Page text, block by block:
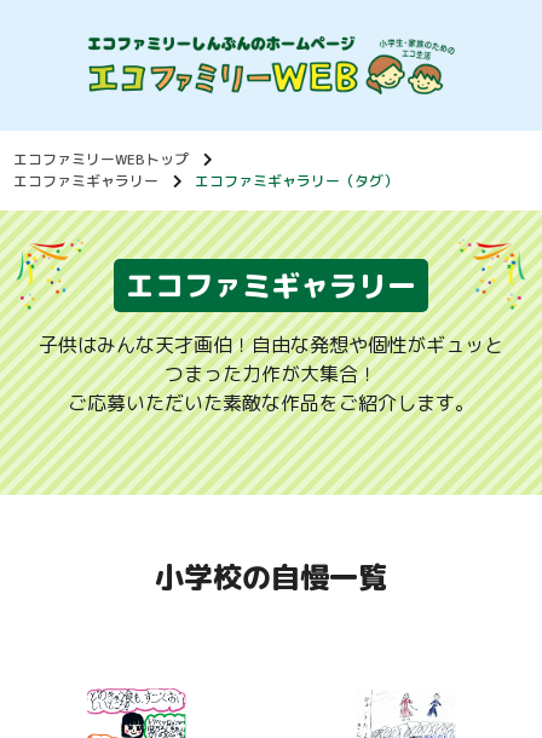
エコファミリーWEBトップ
エコファミギャラリー
エコファミギャラリー（タグ）
エコファミギャラリー
子供はみんな天才画伯！自由な発想や個性がギュッと
つまった力作が大集合！
ご応募いただいた素敵な作品をご紹介します。
小学校の自慢一覧